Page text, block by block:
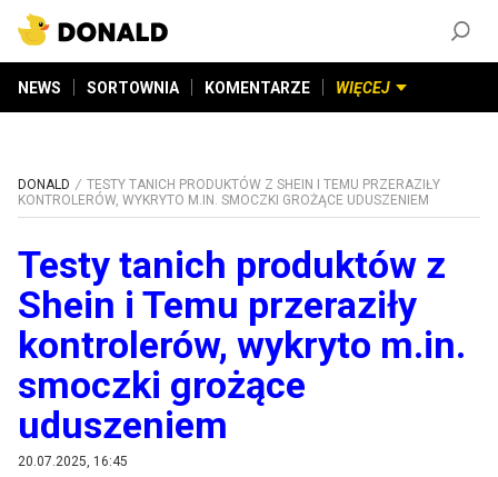
NEWS SORTOWNIA KOMENTARZE WIĘCEJ
DONALD
TESTY TANICH PRODUKTÓW Z SHEIN I TEMU PRZERAZIŁY
KONTROLERÓW, WYKRYTO M.IN. SMOCZKI GROŻĄCE UDUSZENIEM
Testy tanich produktów z
Shein i Temu przeraziły
kontrolerów, wykryto m.in.
smoczki grożące
uduszeniem
20.07.2025, 16:45